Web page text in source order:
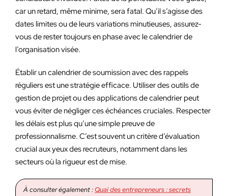
car un retard, même minime, sera fatal. Qu’il s’agisse des
dates limites ou de leurs variations minutieuses, assurez-
vous de rester toujours en phase avec le calendrier de
l’organisation visée.
Établir un calendrier de soumission avec des rappels
réguliers est une stratégie efficace. Utiliser des outils de
gestion de projet ou des applications de calendrier peut
vous éviter de négliger ces échéances cruciales. Respecter
les délais est plus qu’une simple preuve de
professionnalisme. C’est souvent un critère d’évaluation
crucial aux yeux des recruteurs, notamment dans les
secteurs où la rigueur est de mise.
À consulter également :Quai des entrepreneurs : secrets